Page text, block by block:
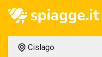
Cislago